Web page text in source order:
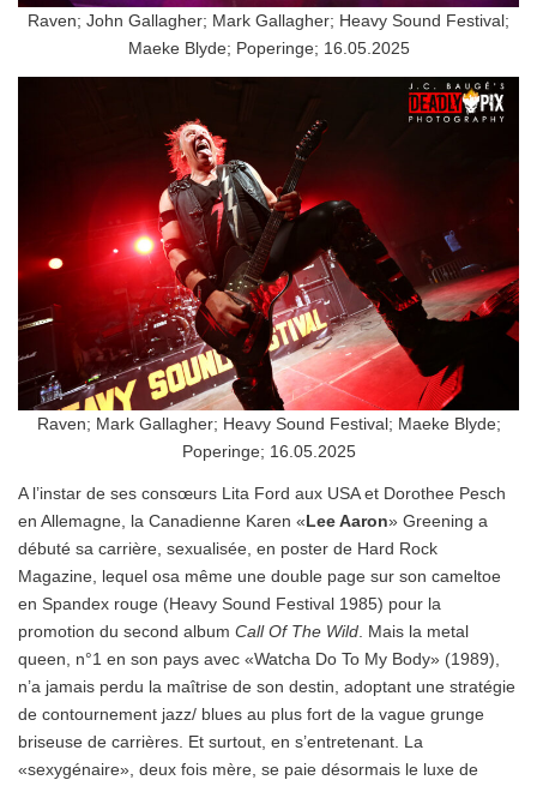
Raven; John Gallagher; Mark Gallagher; Heavy Sound Festival;
Maeke Blyde; Poperinge; 16.05.2025
Raven; Mark Gallagher; Heavy Sound Festival; Maeke Blyde;
Poperinge; 16.05.2025
A l’instar de ses consœurs Lita Ford aux USA et Dorothee Pesch
en Allemagne, la Canadienne Karen «Lee Aaron» Greening a
débuté sa carrière, sexualisée, en poster de Hard Rock
Magazine, lequel osa même une double page sur son cameltoe
en Spandex rouge (Heavy Sound Festival 1985) pour la
promotion du second album Call Of The Wild. Mais la metal
queen, n°1 en son pays avec «Watcha Do To My Body» (1989),
n’a jamais perdu la maîtrise de son destin, adoptant une stratégie
de contournement jazz/ blues au plus fort de la vague grunge
briseuse de carrières. Et surtout, en s’entretenant. La
«sexygénaire», deux fois mère, se paie désormais le luxe de